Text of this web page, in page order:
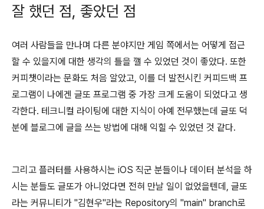
잘 했던 점, 좋았던 점
여러 사람들을 만나며 다른 분야지만 게임 쪽에서는 어떻게 접근
할 수 있을지에 대한 생각의 틀을 깰 수 있었던 것이 좋았다. 또한
커피챗이라는 문화도 처음 알았고, 이를 더 발전시킨 커피드백 프
로그램이 나에겐 글또 프로그램 중 가장 크게 도움이 되었다고 생
각한다. 테크니컬 라이팅에 대한 지식이 아예 전무했는데 글또 덕
분에 블로그에 글을 쓰는 방법에 대해 익힐 수 있었던 것 같다.
그리고 플러터를 사용하시는 iOS 직군 분들이나 데이터 분석을 하
시는 분들도 글또가 아니었다면 전혀 만날 일이 없었을텐데, 글또
라는 커뮤니티가 "김현우"라는 Repository의 "main" branch로